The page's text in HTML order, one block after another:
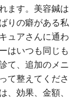
ます。美容鍼は
りの癖がある私
ュアさんに通わ
はいつも同じも
て、追加のメニ
て整えてくださ
、効果、金額、